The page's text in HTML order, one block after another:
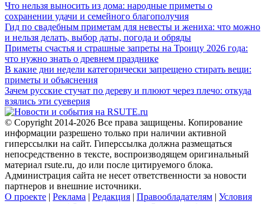
Что нельзя выносить из дома: народные приметы о
сохранении удачи и семейного благополучия
Гид по свадебным приметам для невесты и жениха: что можно
и нельзя делать, выбор даты, погода и обряды
Приметы счастья и страшные запреты на Троицу 2026 года:
что нужно знать о древнем празднике
В какие дни недели категорически запрещено стирать вещи:
приметы и объяснения
Зачем русские стучат по дереву и плюют через плечо: откуда
взялись эти суеверия
© Copyright 2014-2026 Все права защищены. Копирование
информации разрешено только при наличии активной
гиперссылки на сайт. Гиперссылка должна размещаться
непосредственно в тексте, воспроизводящем оригинальный
материал rsute.ru, до или после цитируемого блока.
Администрация сайта не несет ответственности за новости
партнеров и внешние источники.
О проекте | Реклама | Редакция | Правообладателям | Условия